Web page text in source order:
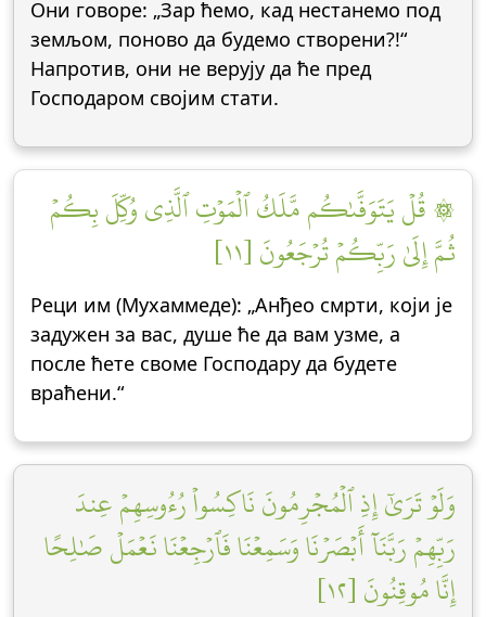
Они говоре: „Зар ћемо, кад нестанемо под
земљом, поново да будемо створени?!“
Напротив, они не верују да ће пред
Господаром својим стати.
۞ قُلۡ يَتَوَفَّىٰكُم مَّلَكُ ٱلۡمَوۡتِ ٱلَّذِي وُكِّلَ بِكُمۡ
ثُمَّ إِلَىٰ رَبِّكُمۡ تُرۡجَعُونَ [١١]
Реци им (Мухаммеде): „Анђео смрти, који је
задужен за вас, душе ће да вам узме, а
после ћете своме Господару да будете
враћени.“
وَلَوۡ تَرَىٰٓ إِذِ ٱلۡمُجۡرِمُونَ نَاكِسُواْ رُءُوسِهِمۡ عِندَ
رَبِّهِمۡ رَبَّنَآ أَبۡصَرۡنَا وَسَمِعۡنَا فَٱرۡجِعۡنَا نَعۡمَلۡ صَٰلِحًا
إِنَّا مُوقِنُونَ [١٢]